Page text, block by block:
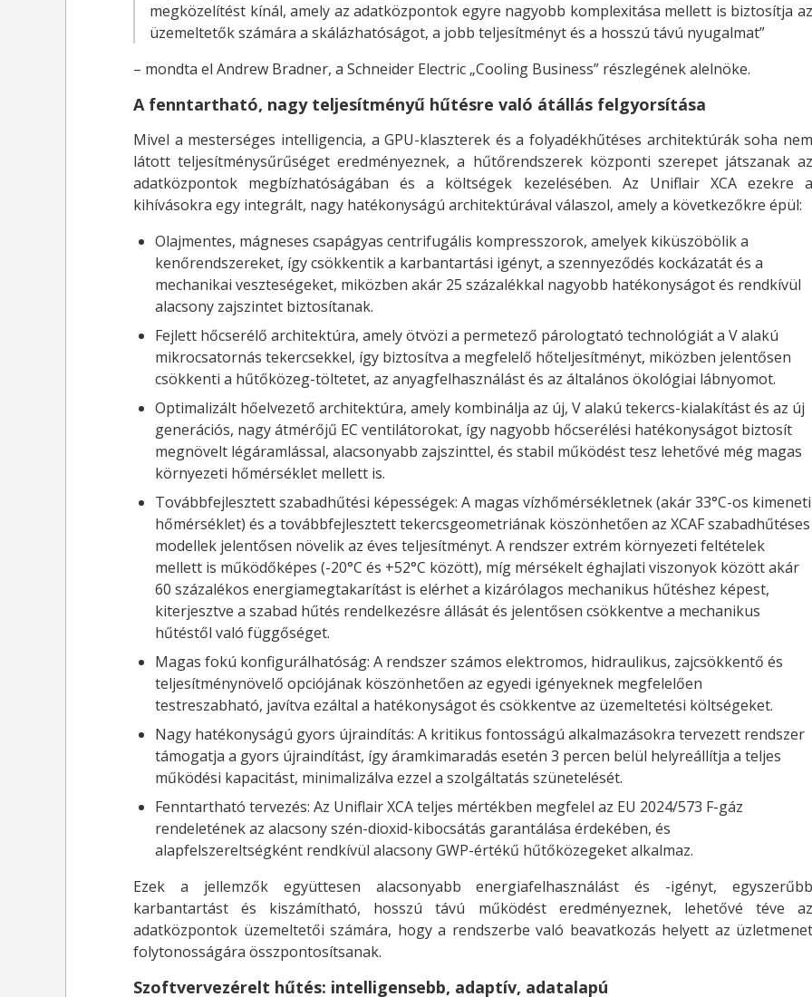
megközelítést kínál, amely az adatközpontok egyre nagyobb komplexitása mellett is biztosítja az
üzemeltetők számára a skálázhatóságot, a jobb teljesítményt és a hosszú távú nyugalmat”
– mondta el Andrew Bradner, a Schneider Electric „Cooling Business” részlegének alelnöke.
A fenntartható, nagy teljesítményű hűtésre való átállás felgyorsítása
Mivel a mesterséges intelligencia, a GPU-klaszterek és a folyadékhűtéses architektúrák soha nem
látott teljesítménysűrűséget eredményeznek, a hűtőrendszerek központi szerepet játszanak az
adatközpontok megbízhatóságában és a költségek kezelésében. Az Uniflair XCA ezekre a
kihívásokra egy integrált, nagy hatékonyságú architektúrával válaszol, amely a következőkre épül:
Olajmentes, mágneses csapágyas centrifugális kompresszorok, amelyek kiküszöbölik a
kenőrendszereket, így csökkentik a karbantartási igényt, a szennyeződés kockázatát és a
mechanikai veszteségeket, miközben akár 25 százalékkal nagyobb hatékonyságot és rendkívül
alacsony zajszintet biztosítanak.
Fejlett hőcserélő architektúra, amely ötvözi a permetező párologtató technológiát a V alakú
mikrocsatornás tekercsekkel, így biztosítva a megfelelő hőteljesítményt, miközben jelentősen
csökkenti a hűtőközeg-töltetet, az anyagfelhasználást és az általános ökológiai lábnyomot.
Optimalizált hőelvezető architektúra, amely kombinálja az új, V alakú tekercs-kialakítást és az új
generációs, nagy átmérőjű EC ventilátorokat, így nagyobb hőcserélési hatékonyságot biztosít
megnövelt légáramlással, alacsonyabb zajszinttel, és stabil működést tesz lehetővé még magas
környezeti hőmérséklet mellett is.
Továbbfejlesztett szabadhűtési képességek: A magas vízhőmérsékletnek (akár 33°C-os kimeneti
hőmérséklet) és a továbbfejlesztett tekercsgeometriának köszönhetően az XCAF szabadhűtéses
modellek jelentősen növelik az éves teljesítményt. A rendszer extrém környezeti feltételek
mellett is működőképes (-20°C és +52°C között), míg mérsékelt éghajlati viszonyok között akár
60 százalékos energiamegtakarítást is elérhet a kizárólagos mechanikus hűtéshez képest,
kiterjesztve a szabad hűtés rendelkezésre állását és jelentősen csökkentve a mechanikus
hűtéstől való függőséget.
Magas fokú konfigurálhatóság: A rendszer számos elektromos, hidraulikus, zajcsökkentő és
teljesítménynövelő opciójának köszönhetően az egyedi igényeknek megfelelően
testreszabható, javítva ezáltal a hatékonyságot és csökkentve az üzemeltetési költségeket.
Nagy hatékonyságú gyors újraindítás: A kritikus fontosságú alkalmazásokra tervezett rendszer
támogatja a gyors újraindítást, így áramkimaradás esetén 3 percen belül helyreállítja a teljes
működési kapacitást, minimalizálva ezzel a szolgáltatás szünetelését.
Fenntartható tervezés: Az Uniflair XCA teljes mértékben megfelel az EU 2024/573 F-gáz
rendeletének az alacsony szén-dioxid-kibocsátás garantálása érdekében, és
alapfelszereltségként rendkívül alacsony GWP-értékű hűtőközegeket alkalmaz.
Ezek a jellemzők együttesen alacsonyabb energiafelhasználást és -igényt, egyszerűbb
karbantartást és kiszámítható, hosszú távú működést eredményeznek, lehetővé téve az
adatközpontok üzemeltetői számára, hogy a rendszerbe való beavatkozás helyett az üzletmenet
folytonosságára összpontosítsanak.
Szoftvervezérelt hűtés: intelligensebb, adaptív, adatalapú